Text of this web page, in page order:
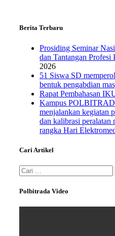
Berita Terbaru
Prosiding Seminar
dan Tantangan Profesi
2026
51 Siswa SD
bentuk pengabdian
Rapat Pembahasan
Kampus
menjalankan kegiatan
dan kalibrasi peralatan
rangka Hari
Cari Artikel
Cari
untuk:
Polbitrada Video